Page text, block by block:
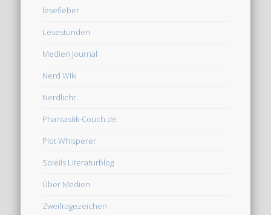
lesefieber
Lesestunden
Medien Journal
Nerd Wiki
Nerdlicht
Phantastik-Couch.de
Plot Whisperer
Soleils Literaturblog
Über Medien
Zweifragezeichen